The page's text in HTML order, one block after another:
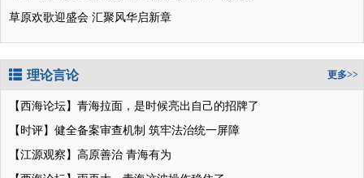
草原欢歌迎盛会 汇聚风华启新章
理论言论 更多>>
【西海论坛】青海拉面，是时候亮出自己的招牌了
【时评】健全备案审查机制 筑牢法治统一屏障
【江源观察】高原善治 青海有为